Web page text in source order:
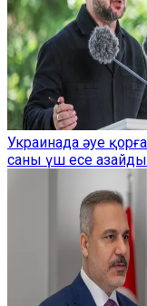
Украинада әуе
саны үш есе азайды